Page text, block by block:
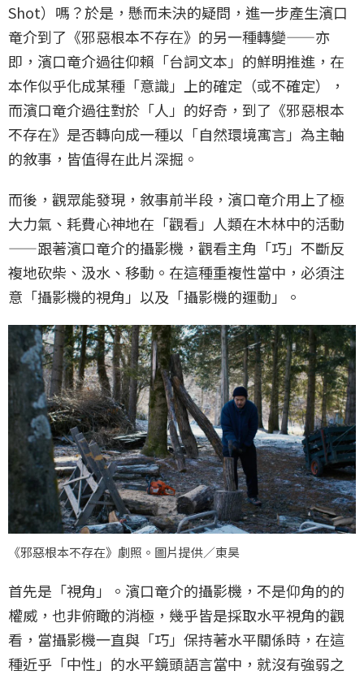
Shot）嗎？於是，懸而未決的疑問，進一步產生濱口
竜介到了《邪惡根本不存在》的另一種轉變——亦
即，濱口竜介過往仰賴「台詞文本」的鮮明推進，在
本作似乎化成某種「意識」上的確定（或不確定），
而濱口竜介過往對於「人」的好奇，到了《邪惡根本
不存在》是否轉向成一種以「自然環境寓言」為主軸
的敘事，皆值得在此片深掘。
而後，觀眾能發現，敘事前半段，濱口竜介用上了極
大力氣、耗費心神地在「觀看」人類在木林中的活動
——跟著濱口竜介的攝影機，觀看主角「巧」不斷反
複地砍柴、汲水、移動。在這種重複性當中，必須注
意「攝影機的視角」以及「攝影機的運動」。
《邪惡根本不存在》劇照。圖片提供／東昊
首先是「視角」。濱口竜介的攝影機，不是仰角的的
權威，也非俯瞰的消極，幾乎皆是採取水平視角的觀
看，當攝影機一直與「巧」保持著水平關係時，在這
種近乎「中性」的水平鏡頭語言當中，就沒有強弱之